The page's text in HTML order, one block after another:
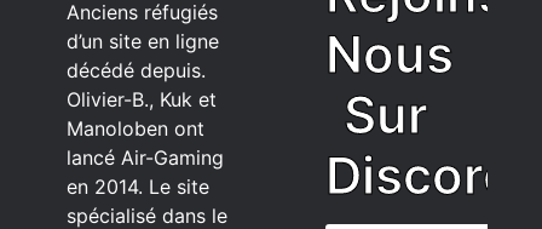
Anciens réfugiés
d’un site en ligne
décédé depuis.
Olivier-B., Kuk et
Manoloben ont
lancé Air-Gaming
en 2014. Le site
spécialisé dans le
Nous
Sur
Discord